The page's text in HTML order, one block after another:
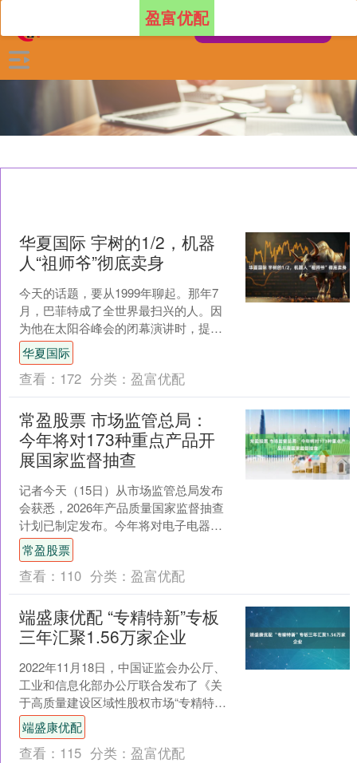
盈富优配
华夏国际 宇树的1/2，机器
人“祖师爷”彻底卖身
今天的话题，要从1999年聊起。那年7
月，巴菲特成了全世界最扫兴的人。因
为他在太阳谷峰会的闭幕演讲时，提出
了一个暴论，言辞犀利地指出“人们需要
不断地新技术涌现来....
华夏国际
查看： 172 分类： 盈富优配
常盈股票 市场监管总局：
今年将对173种重点产品开
展国家监督抽查
记者今天（15日）从市场监管总局发布
会获悉，2026年产品质量国家监督抽查
计划已制定发布。今年将对电子电器、
建筑和装饰装修材料、日用及纺织品、
食品相关产品等8大....
常盈股票
查看： 110 分类： 盈富优配
端盛康优配 “专精特新”专板
三年汇聚1.56万家企业
2022年11月18日，中国证监会办公厅、
工业和信息化部办公厅联合发布了《关
于高质量建设区域性股权市场“专精特
新”专板的指导意见》（以下简称《指导
意见》）。三年....
端盛康优配
查看： 115 分类： 盈富优配